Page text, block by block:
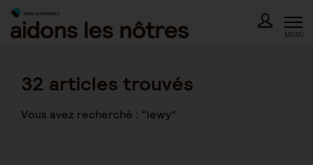
Skip
content
MENU
32 articles trouvés
Vous avez recherché : "lewy"